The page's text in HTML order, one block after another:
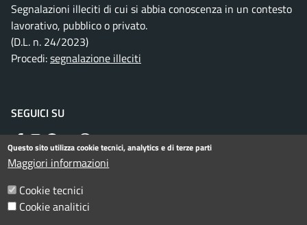
Segnalazioni illeciti di cui si abbia conoscenza in un contesto
lavorativo, pubblico o privato.
(D.L. n. 24/2023)
Procedi:segnalazione illeciti
SEGUICI SU
Facebook
Instagram
Telegram
TwitterWhatsApp
YouTube
Menu piè di pagina
Informativa privacy
Questo sito utilizza cookie tecnici, analytics e di terze parti
Maggiori informazioni
Cookie tecnici
Cookie analitici